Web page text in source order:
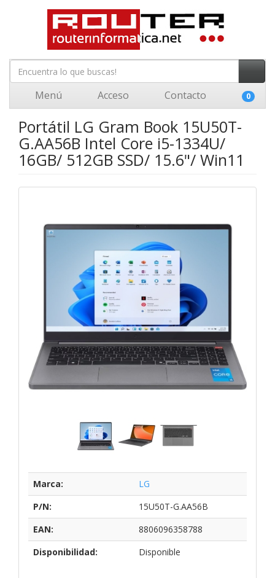
Menú Acceso Contacto 0
Portátil LG Gram Book 15U50T-
G.AA56B Intel Core i5-1334U/
16GB/ 512GB SSD/ 15.6"/ Win11
Marca:
LG
P/N:
15U50T-G.AA56B
EAN:
8806096358788
Disponibilidad:
Disponible